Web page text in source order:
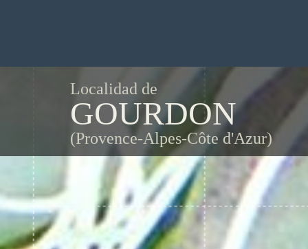
Localidad de
GOURDON
(Provence-Alpes-Côte d'Azur)